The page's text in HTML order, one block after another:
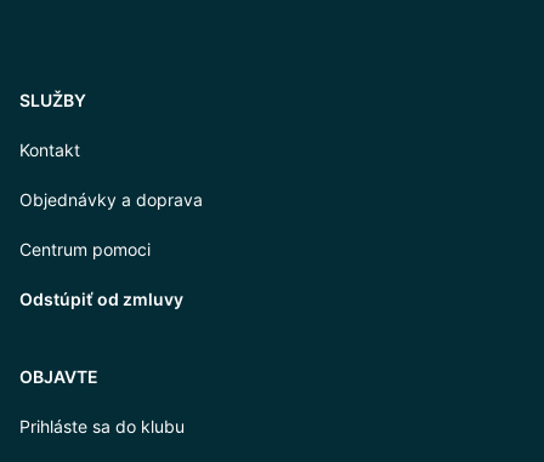
SLUŽBY
Kontakt
Objednávky a doprava
Centrum pomoci
Odstúpiť od zmluvy
OBJAVTE
Prihláste sa do klubu